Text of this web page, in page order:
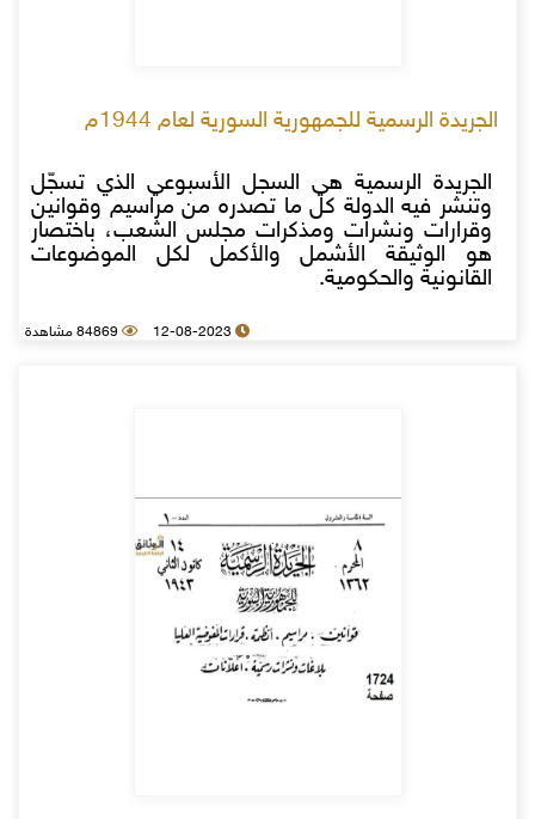
الجريدة الرسمية للجمهورية السورية لعام 1944م
الجريدة الرسمية هي السجل الأسبوعي الذي تسجّل
وتنشر فيه الدولة كل ما تصدره من مراسيم وقوانين
وقرارات ونشرات ومذكرات مجلس الشعب، باختصار
هو الوثيقة الأشمل والأكمل لكل الموضوعات
القانونية والحكومية.
12-08-2023 84869 مشاهدة